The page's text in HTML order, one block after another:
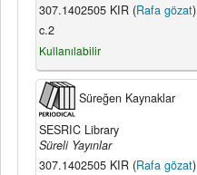
307.1402505 KIR (Rafa gözat)
c.2
Kullanılabilir
Süreğen Kaynaklar
SESRIC Library
Süreli Yayınlar
307.1402505 KIR (Rafa gözat)